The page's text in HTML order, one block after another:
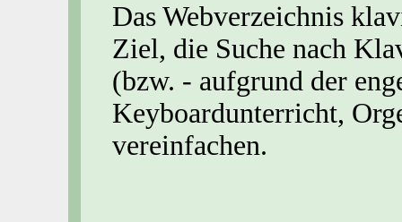
Das Webverzeichnis
Ziel, die Suche nach
(bzw. - aufgrund der
Keyboardunterricht,
vereinfachen.